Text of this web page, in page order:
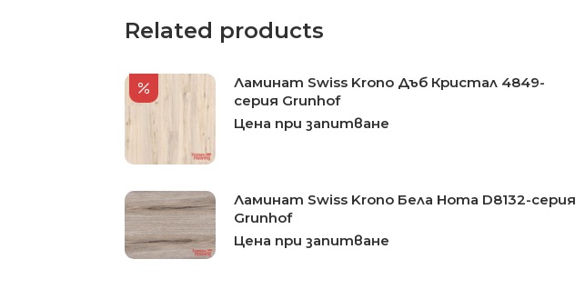
Related products
Ламинат Swiss Krono Дъб Кристал 4849-
серия Grunhof
Цена при запитване
Ламинат Swiss Krono Бела Нота D8132-серия
Grunhof
Цена при запитване